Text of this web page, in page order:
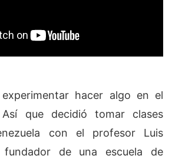
hacer algo en el
que decidió tomar clases
con el profesor Luis
fundador de una escuela de